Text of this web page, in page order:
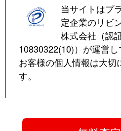
当サイトはプ
定企業のリビ
株式会社（認
10830322(10)）が運営し
お客様の個人情報は大切
す。